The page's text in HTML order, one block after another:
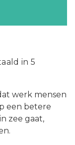
in 5
werk mensen
een betere
zee gaat,